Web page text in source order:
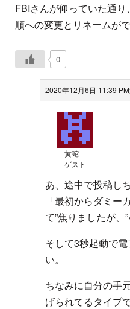
FBIさんが仰っていた通
順への変更とリネームが
0
2020年12月6日 11:39 PM
黄蛇
ゲスト
あ、途中で投稿し
「最初からダミー
て”焦りましたが、
そして3秒起動で
い。
ちなみに自分の手
げられてるタイプ